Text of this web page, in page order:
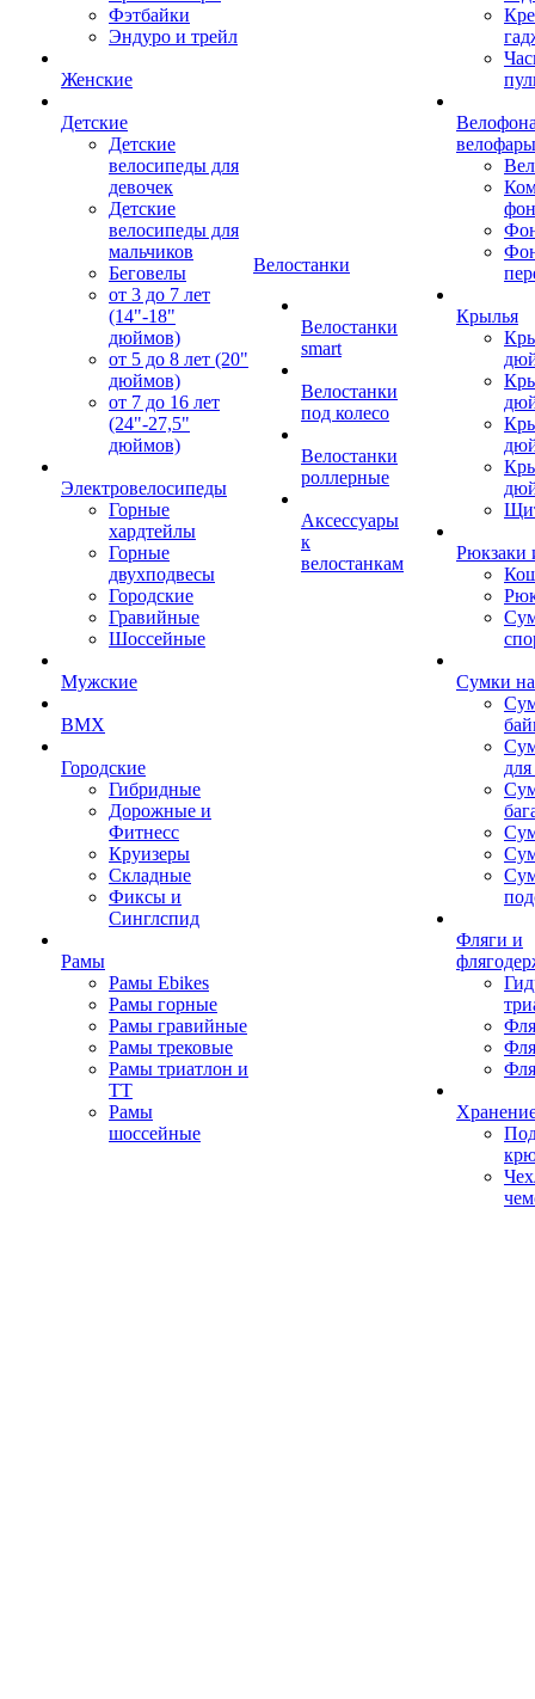
Фэтбайки
Эндуро и трейл
Женские
Детские
Детские
велосипеды для
девочек
Детские
велосипеды для
мальчиков
Беговелы
от 3 до 7 лет
(14"-18"
дюймов)
от 5 до 8 лет (20"
дюймов)
от 7 до 16 лет
(24"-27,5"
дюймов)
Электровелосипеды
Горные
хардтейлы
Горные
двухподвесы
Городские
Гравийные
Шоссейные
Мужские
BMX
Городские
Гибридные
Дорожные и
Фитнесс
Круизеры
Складные
Фиксы и
Синглспид
Рамы
Рамы Ebikes
Рамы горные
Рамы гравийные
Рамы трековые
Рамы триатлон и
ТТ
Рамы
шоссейные
Велостанки
Велостанки
smart
Велостанки
под колесо
Велостанки
роллерные
Аксессуары
к
велостанкам
велофары
Крылья
Рюкзаки
Сумки
Фляги и